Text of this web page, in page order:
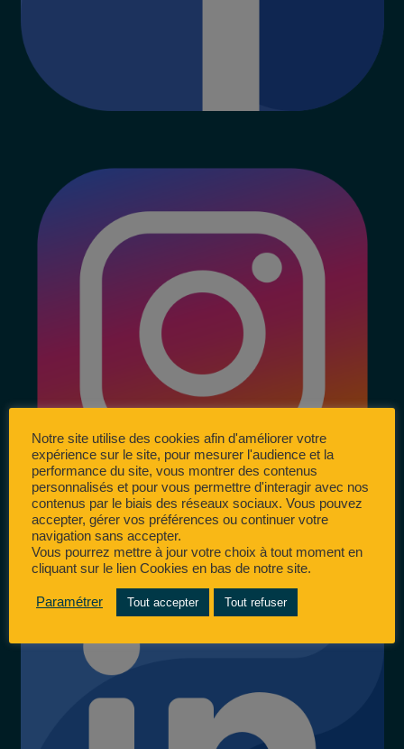
Notre site utilise des cookies afin d'améliorer votre
expérience sur le site, pour mesurer l'audience et la
performance du site, vous montrer des contenus
personnalisés et pour vous permettre d'interagir avec nos
contenus par le biais des réseaux sociaux. Vous pouvez
accepter, gérer vos préférences ou continuer votre
navigation sans accepter.
Vous pourrez mettre à jour votre choix à tout moment en
cliquant sur le lien Cookies en bas de notre site.
Paramétrer Tout accepter Tout refuser